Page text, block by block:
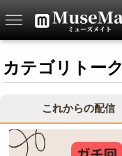
カテゴリトー
これからの配信